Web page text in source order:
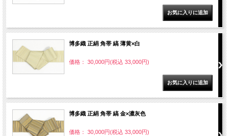
博多織 正絹 角帯 縞 薄黄×白
価格： 30,000円(税込 33,000円)
博多織 正絹 角帯 縞 金×濃灰色
価格： 30,000円(税込 33,000円)